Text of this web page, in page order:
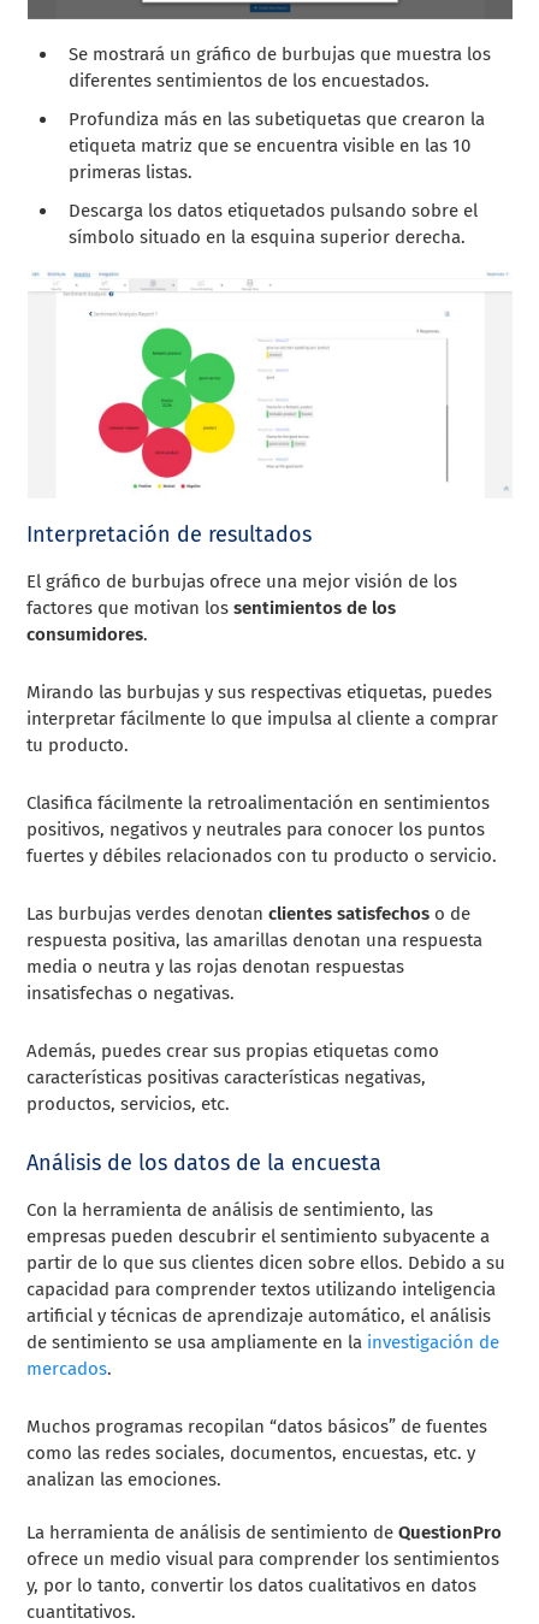
Se mostrará un gráfico de burbujas que muestra los
diferentes sentimientos de los encuestados.
Profundiza más en las subetiquetas que crearon la
etiqueta matriz que se encuentra visible en las 10
primeras listas.
Descarga los datos etiquetados pulsando sobre el
símbolo situado en la esquina superior derecha.
Interpretación de resultados
El gráfico de burbujas ofrece una mejor visión de los
factores que motivan lossentimientos de los
consumidores.
Mirando las burbujas y sus respectivas etiquetas, puedes
interpretar fácilmente lo que impulsa al cliente a comprar
tu producto.
Clasifica fácilmente la retroalimentación en sentimientos
positivos, negativos y neutrales para conocer los puntos
fuertes y débiles relacionados con tu producto o servicio.
Las burbujas verdes denotanclientes satisfechos o de
respuesta positiva, las amarillas denotan una respuesta
media o neutra y las rojas denotan respuestas
insatisfechas o negativas.
Además, puedes crear sus propias etiquetas como
características positivas características negativas,
productos, servicios, etc.
Análisis de los datos de la encuesta
Con la herramienta de análisis de sentimiento, las
empresas pueden descubrir el sentimiento subyacente a
partir de lo que sus clientes dicen sobre ellos. Debido a su
capacidad para comprender textos utilizando inteligencia
artificial y técnicas de aprendizaje automático, el análisis
de sentimiento se usa ampliamente en la investigación de
mercados.
Muchos programas recopilan “datos básicos” de fuentes
como las redes sociales, documentos, encuestas, etc. y
analizan las emociones.
La herramienta de análisis de sentimiento deQuestionPro
ofrece un medio visual para comprender los sentimientos
y, por lo tanto, convertir los datos cualitativos en datos
cuantitativos.